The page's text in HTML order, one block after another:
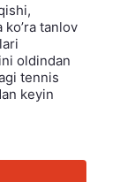
tanlov
oldindan
tennis
keyin